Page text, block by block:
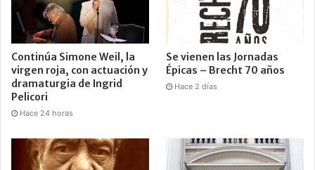
Continúa Simone Weil, la
virgen roja, con actuación y
dramaturgia de Ingrid
Pelicori
Hace 24 horas
Se vienen las Jornadas
Épicas – Brecht 70 años
Hace 2 días